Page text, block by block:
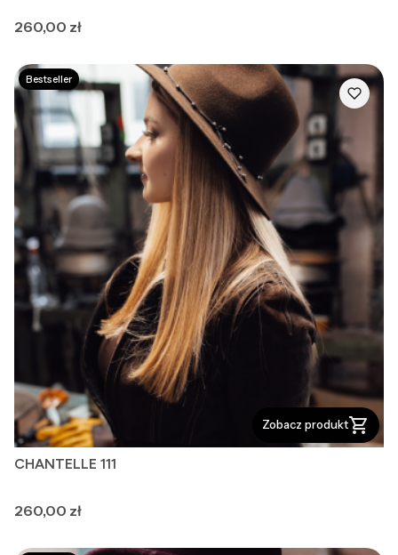
Cena
260,00 zł
Bestseller
Zobacz produkt
CHANTELLE 111
Cena
260,00 zł